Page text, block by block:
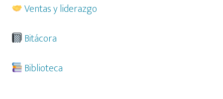
Ventas y liderazgo
Bitácora
Biblioteca